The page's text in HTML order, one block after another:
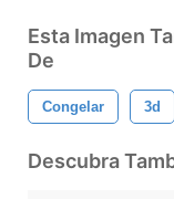
Esta Imagen
De
Congelar 3d
Descubra